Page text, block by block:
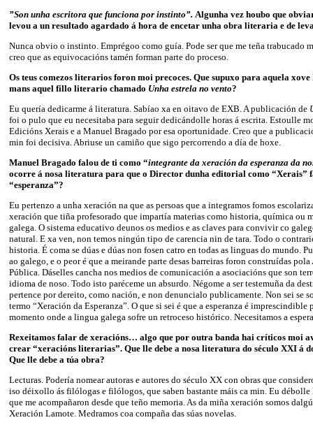
”Son unha escritora que funciona por instinto”. Algunha vez houbo que
levou a un resultado agardado á hora de encetar unha obra literaria e de
Nunca obvio o instinto. Emprégoo como guía. Pode ser que me teña trabucado
creo que as equivocacións tamén forman parte do proceso.
Os teus comezos literarios foron moi precoces. Que supuxo para aquela
mans aquel fillo literario chamado Unha estrela no vento?
Eu quería dedicarme á literatura. Sabíao xa en oitavo de EXB. A publicación de
foi o pulo que eu necesitaba para seguir dedicándolle horas á escrita. Estoulle
Edicións Xerais e a Manuel Bragado por esa oportunidade. Creo que a
min foi decisiva. Abriuse un camiño que sigo percorrendo a día de hoxe.
Manuel Bragado falou de ti como “integrante da xeración da esperanza da
ocorre á nosa literatura para que o Director dunha editorial como “Xerais”
“esperanza”?
Eu pertenzo a unha xeración na que as persoas que a integramos fomos
xeración que tiña profesorado que impartía materias como historia, química ou
galega. O sistema educativo deunos os medios e as claves para convivir co
natural. E xa ven, non temos ningún tipo de carencia nin de tara. Todo o
historia. É coma se dúas e dúas non fosen catro en todas as linguas do mundo.
ao galego, e o peor é que a meirande parte desas barreiras foron construídas
Pública. Dáselles cancha nos medios de comunicación a asociacións que son
idioma de noso. Todo isto paréceme un absurdo. Négome a ser testemuña da
pertence por dereito, como nación, e non denuncialo publicamente. Non sei se
termo “Xeración da Esperanza”. O que si sei é que a esperanza é imprescindible
momento onde a lingua galega sofre un retroceso histórico. Necesitamos a
Rexeitamos falar de xeracións… algo que por outra banda hai críticos moi
crear “xeracións literarias”. Que lle debe a nosa literatura do século XXI á
Que lle debe a túa obra?
Lecturas. Podería nomear autoras e autores do século XX con obras que
iso déixollo ás filólogas e filólogos, que saben bastante máis ca min. Eu débolle
que me acompañaron desde que teño memoria. As da miña xeración somos
Xeración Lamote. Medramos coa compaña das súas novelas.